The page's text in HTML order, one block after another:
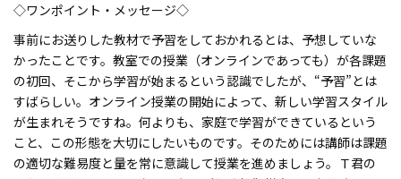
◇ワンポイント・メッセージ◇
事前にお送りした教材で予習をしておかれるとは、予想していな
かったことです。教室での授業（オンラインであっても）が各課題
の初回、そこから学習が始まるという認識でしたが、“予習”とは
すばらしい。オンライン授業の開始によって、新しい学習スタイル
が生まれそうですね。何よりも、家庭で学習ができているという
こと、この形態を大切にしたいものです。そのためには講師は課題
の適切な難易度と量を常に意識して授業を進めましょう。Ｔ君の